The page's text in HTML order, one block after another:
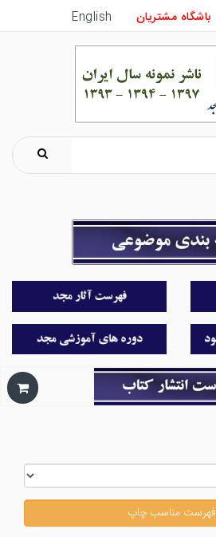
باشگاه مشتریان English
فهرست مناسب چاپ